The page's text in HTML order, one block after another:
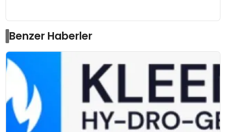
Benzer Haberler